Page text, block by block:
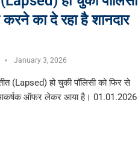
का दे रहा है शानदार
January 3, 2026
(Lapsed) हो चुकी पॉलिसी को फिर से
ऑफर लेकर आया है। 01.01.2026